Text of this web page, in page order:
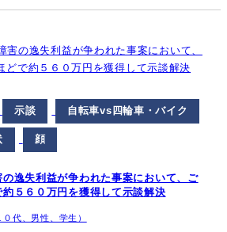
示談 自転車vs四輪車・バイク
顔
の逸失利益が争われた事案において、ご
５６０万円を獲得して示談解決
代、男性、学生）